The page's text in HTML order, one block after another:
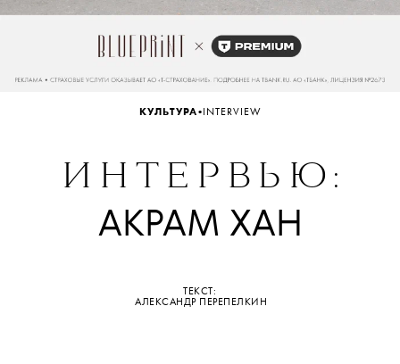
КУЛЬТУРА•INTERVIEW
ИНТЕРВЬЮ :
АКРАМ ХАН
ТЕКСТ:
АЛЕКСАНДР ПЕРЕПЕЛКИН